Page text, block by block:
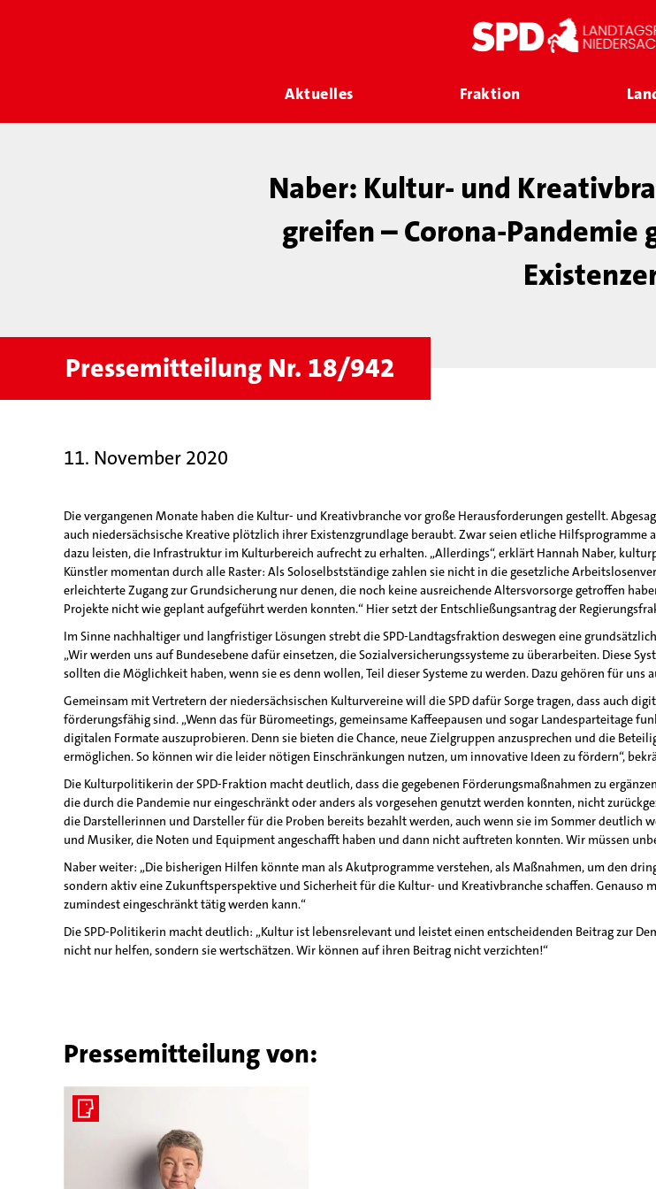
Aktuelles Fraktion
Naber: Kultur- und
greifen – Corona-Pandemie
Pressemitteilung Nr. 18/942
11. November 2020
Die vergangenen Monate haben die Kultur- und Kreativbranche vor große Herausforderungen gestellt.
auch niedersächsische Kreative plötzlich ihrer Existenzgrundlage beraubt. Zwar seien etliche
dazu leisten, die Infrastruktur im Kulturbereich aufrecht zu erhalten. „Allerdings“, erklärt Hannah Naber,
Künstler momentan durch alle Raster: Als Soloselbstständige zahlen sie nicht in die gesetzliche
erleichterte Zugang zur Grundsicherung nur denen, die noch keine ausreichende Altersvorsorge getroffen
Projekte nicht wie geplant aufgeführt werden konnten.“ Hier setzt der Entschließungsantrag der
Im Sinne nachhaltiger und langfristiger Lösungen strebt die SPD-Landtagsfraktion deswegen eine
„Wir werden uns auf Bundesebene dafür einsetzen, die Sozialversicherungssysteme zu überarbeiten. Diese
sollten die Möglichkeit haben, wenn sie es denn wollen, Teil dieser Systeme zu werden. Dazu gehören für
Gemeinsam mit Vertretern der niedersächsischen Kulturvereine will die SPD dafür Sorge tragen, dass auch
förderungsfähig sind. „Wenn das für Büromeetings, gemeinsame Kaffeepausen und sogar Landesparteitage
digitalen Formate auszuprobieren. Denn sie bieten die Chance, neue Zielgruppen anzusprechen und die
ermöglichen. So können wir die leider nötigen Einschränkungen nutzen, um innovative Ideen zu fördern“,
Die Kulturpolitikerin der SPD-Fraktion macht deutlich, dass die gegebenen Förderungsmaßnahmen zu
die durch die Pandemie nur eingeschränkt oder anders als vorgesehen genutzt werden konnten, nicht
die Darstellerinnen und Darsteller für die Proben bereits bezahlt werden, auch wenn sie im Sommer
und Musiker, die Noten und Equipment angeschafft haben und dann nicht auftreten konnten. Wir müssen
Naber weiter: „Die bisherigen Hilfen könnte man als Akutprogramme verstehen, als Maßnahmen, um den
sondern aktiv eine Zukunftsperspektive und Sicherheit für die Kultur- und Kreativbranche schaffen. Genauso
zumindest eingeschränkt tätig werden kann.“
Die SPD-Politikerin macht deutlich: „Kultur ist lebensrelevant und leistet einen entscheidenden Beitrag zur
nicht nur helfen, sondern sie wertschätzen. Wir können auf ihren Beitrag nicht verzichten!“
Pressemitteilung von: